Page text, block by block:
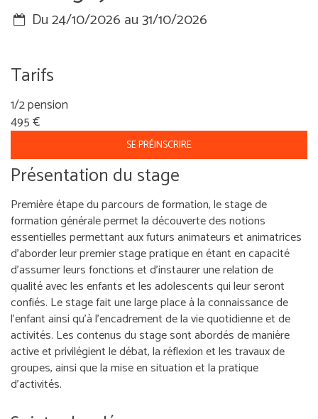
Du 24/10/2026 au 31/10/2026
Tarifs
1/2 pension
495 €
SE PRÉINSCRIRE
Présentation du stage
Première étape du parcours de formation, le stage de
formation générale permet la découverte des notions
essentielles permettant aux futurs animateurs et animatrices
d’aborder leur premier stage pratique en étant en capacité
d’assumer leurs fonctions et d’instaurer une relation de
qualité avec les enfants et les adolescents qui leur seront
confiés. Le stage fait une large place à la connaissance de
l’enfant ainsi qu’à l’encadrement de la vie quotidienne et de
activités. Les contenus du stage sont abordés de manière
active et privilégient le débat, la réflexion et les travaux de
groupes, ainsi que la mise en situation et la pratique
d’activités.